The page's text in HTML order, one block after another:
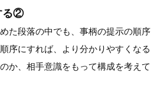
る②
た段落の中でも、事柄の提示の順序
序にすれば、より分かりやすくなる
か、相手意識をもって構成を考えて